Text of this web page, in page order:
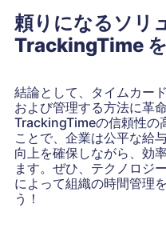
頼りになるソリ
TrackingTime
結論として、タイムカー
および管理する方法に革
TrackingTimeの信頼性の
ことで、企業は公平な給
向上を確保しながら、効
ます。ぜひ、テクノロジ
によって組織の時間管理
う！